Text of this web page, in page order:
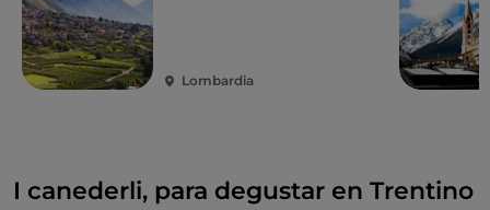
Lombardia
I canederli, para degustar en Trentino